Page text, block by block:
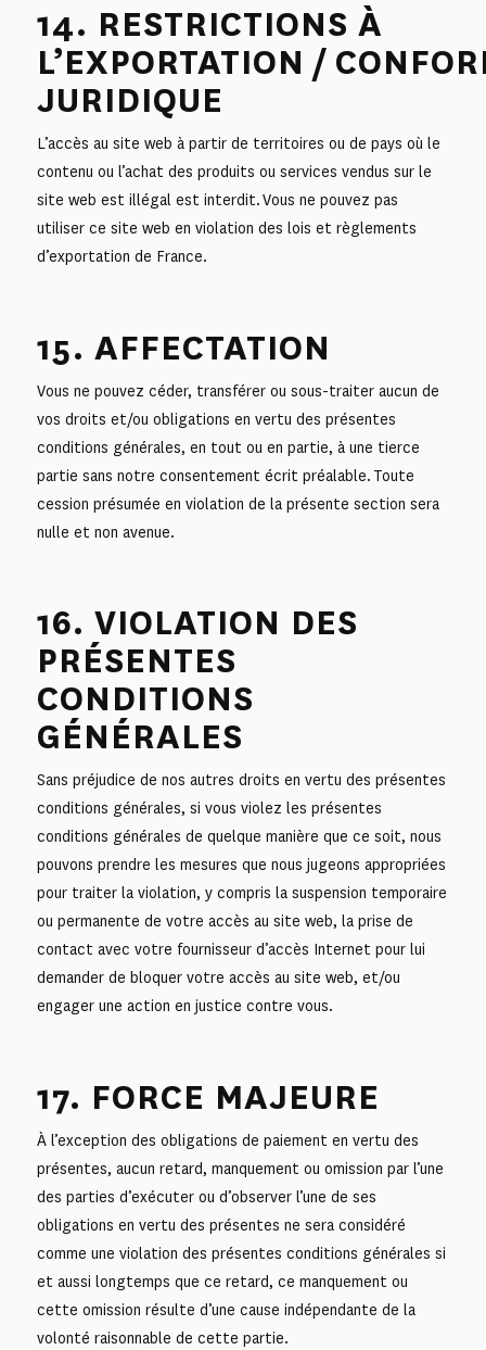
14. RESTRICTIONS À
L’EXPORTATION /
JURIDIQUE
L’accès au site web à partir de territoires ou de pays où le
contenu ou l’achat des produits ou services vendus sur le
site web est illégal est interdit. Vous ne pouvez pas
utiliser ce site web en violation des lois et règlements
d’exportation de France.
15. AFFECTATION
Vous ne pouvez céder, transférer ou sous-traiter aucun de
vos droits et/ou obligations en vertu des présentes
conditions générales, en tout ou en partie, à une tierce
partie sans notre consentement écrit préalable. Toute
cession présumée en violation de la présente section sera
nulle et non avenue.
16. VIOLATION DES
PRÉSENTES
CONDITIONS
GÉNÉRALES
Sans préjudice de nos autres droits en vertu des présentes
conditions générales, si vous violez les présentes
conditions générales de quelque manière que ce soit, nous
pouvons prendre les mesures que nous jugeons appropriées
pour traiter la violation, y compris la suspension temporaire
ou permanente de votre accès au site web, la prise de
contact avec votre fournisseur d’accès Internet pour lui
demander de bloquer votre accès au site web, et/ou
engager une action en justice contre vous.
17. FORCE MAJEURE
À l’exception des obligations de paiement en vertu des
présentes, aucun retard, manquement ou omission par l’une
des parties d’exécuter ou d’observer l’une de ses
obligations en vertu des présentes ne sera considéré
comme une violation des présentes conditions générales si
et aussi longtemps que ce retard, ce manquement ou
cette omission résulte d’une cause indépendante de la
volonté raisonnable de cette partie.